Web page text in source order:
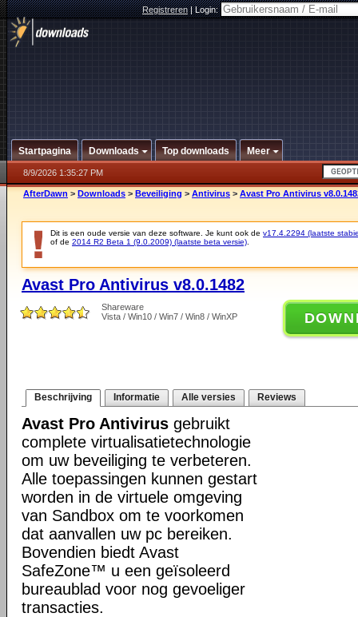
Registreren|Login:
Startpagina Downloads Top downloads Meer
8/9/2026 1:35:27 PM
AfterDawn > Downloads > Beveiliging > Antivirus > Avast Pro Antivirus
Dit is een oude versie van deze software. Je kunt ook de v17.4.2294 (laatste
of de 2014 R2 Beta 1 (9.0.2009) (laatste beta versie)
Avast Pro Antivirus v8.0.1482
Shareware
Vista / Win10 / Win7 / Win8 / WinXP
Beschrijving Informatie Alle versies Reviews
Avast Pro Antivirus gebruikt
complete virtualisatietechnologie
om uw beveiliging te verbeteren.
Alle toepassingen kunnen gestart
worden in de virtuele omgeving
van Sandbox om te voorkomen
dat aanvallen uw pc bereiken.
Bovendien biedt Avast
SafeZone™ u een geïsoleerd
bureaublad voor nog gevoeliger
transacties.